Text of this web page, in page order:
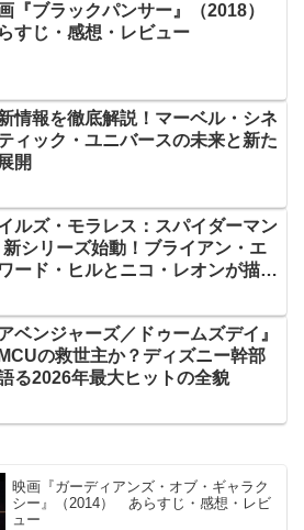
『ブラックパンサー』（2018）
すじ・感想・レビュー
情報を徹底解説！マーベル・シネ
ィック・ユニバースの未来と新た
開
ルズ・モラレス：スパイダーマン
新シリーズ始動！ブライアン・エ
ワード・ヒルとニコ・レオンが描く
アベンジャーズ／ドゥームズデイ』
の救世主か？ディズニー幹部
る2026年最大ヒットの全貌
映画『ガーディアンズ・オブ・ギャラク
シー』（2014） あらすじ・感想・レビ
ュー